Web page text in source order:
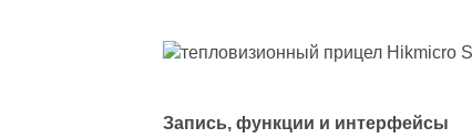
Запись, функции и интерфейсы